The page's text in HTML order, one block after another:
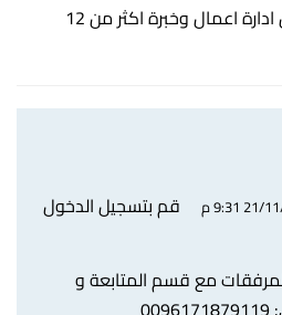
هل يمكن معادله بكالوريس ادارة اعمال وخبرة اكثر من 12
9:31 م
قم بتسجيل الدخول
مع قسم المتابعة و